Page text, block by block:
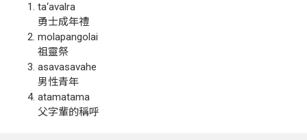
ta‘avalra
勇士成年禮
molapangolai
祖靈祭
asavasavahe
男性青年
atamatama
父字輩的稱呼